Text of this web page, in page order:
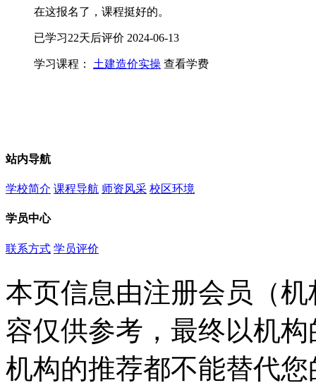
在这报名了，课程挺好的。
已学习22天后评价 2024-06-13
学习课程： 土建造价实操 查看学费
站内导航
学校简介 课程导航 师资风采 校区环境
学员中心
联系方式 学员评价
本页信息由注册会员（
容仅供参考，最终以机
机构的推荐都不能替代